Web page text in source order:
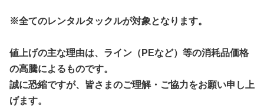
※全てのレンタルタックルが対象となります。
値上げの主な理由は、ライン（PEなど）等の消耗品価格
の高騰によるものです。
誠に恐縮ですが、皆さまのご理解・ご協力をお願い申し上
げます。